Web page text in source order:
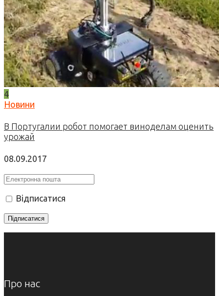
4
Новини
В Португалии робот помогает виноделам оценить
урожай
08.09.2017
Відписатися
Про нас